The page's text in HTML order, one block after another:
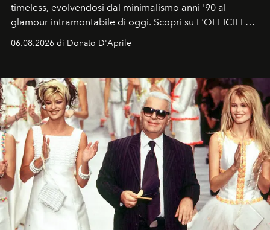
timeless, evolvendosi dal minimalismo anni '90 al
glamour intramontabile di oggi. Scopri su L'OFFICIEL
Italia la sua style evolution.
06.08.2026 di Donato D'Aprile